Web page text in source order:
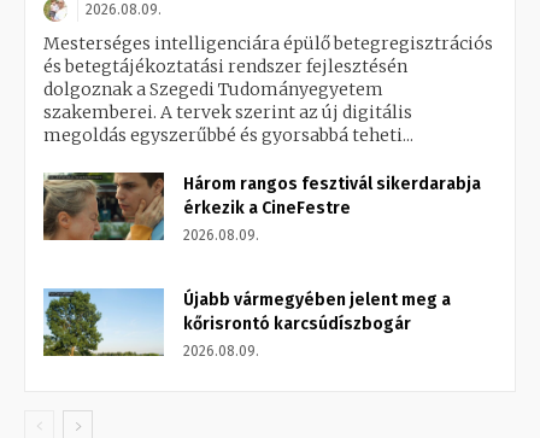
2026.08.09.
Mesterséges intelligenciára épülő betegregisztrációs
és betegtájékoztatási rendszer fejlesztésén
dolgoznak a Szegedi Tudományegyetem
szakemberei. A tervek szerint az új digitális
megoldás egyszerűbbé és gyorsabbá teheti...
Három rangos fesztivál sikerdarabja
érkezik a CineFestre
2026.08.09.
Újabb vármegyében jelent meg a
kőrisrontó karcsúdíszbogár
2026.08.09.